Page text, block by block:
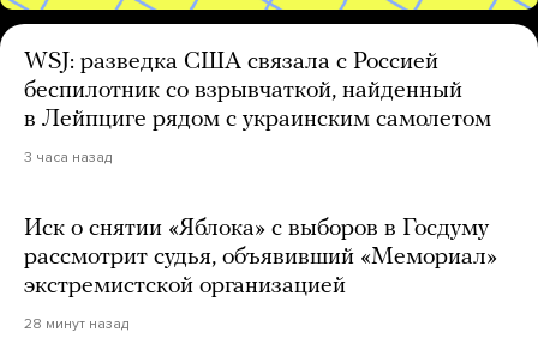
WSJ: разведка США связала с Россией
беспилотник со взрывчаткой, найденный
в Лейпциге рядом с украинским самолетом
3 часа назад
Иск о снятии «Яблока» с выборов в Госдуму
рассмотрит судья, объявивший «Мемориал»
экстремистской организацией
28 минут назад